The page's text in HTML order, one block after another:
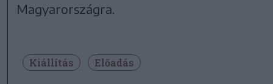
Magyarországra.
Kiállítás Előadás